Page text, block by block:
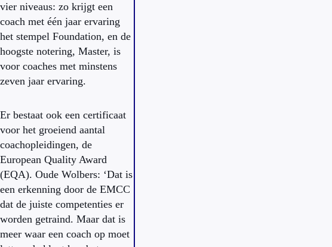
vier niveaus: zo krijgt een
coach met één jaar ervaring
het stempel Foundation, en de
hoogste notering, Master, is
voor coaches met minstens
zeven jaar ervaring.
Er bestaat ook een certificaat
voor het groeiend aantal
coachopleidingen, de
European Quality Award
(EQA). Oude Wolbers: ‘Dat is
een erkenning door de EMCC
dat de juiste competenties er
worden getraind. Maar dat is
meer waar een coach op moet